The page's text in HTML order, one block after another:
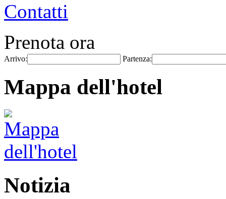
Contatti
Prenota ora
Arrivo: Partenza:
Mappa dell'hotel
Notizia